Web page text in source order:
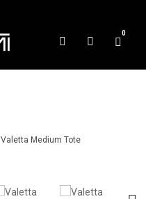
0
Valetta Medium Tote